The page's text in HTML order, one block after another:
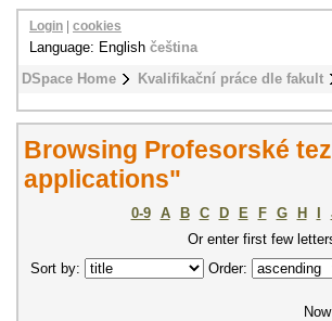
DSpace Home Kvalifikační práce dle fakult
Login cookies
Language: English čeština
Browsing Profesorské
applications"
0-9 A B C D E F G H
Or enter first few
Sort by:
Order: